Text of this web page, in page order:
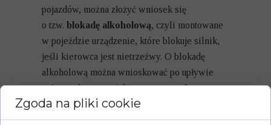
pojazdów, można złożyć wniosek się
o tzw. blokadę alkoholową, czyli montowane
w pojeździe urządzenie, które blokuje silnik,
jeśli kierowca jest nietrzeźwy. O blokadę
alkoholową można wnioskować po upływie
połowy okresu, na jaki orzeczono zakaz
prowadzenia pojazdów. W przypadku zakazu
dożywotniego o blokadę można wystąpić po 10
Zgoda na pliki cookie